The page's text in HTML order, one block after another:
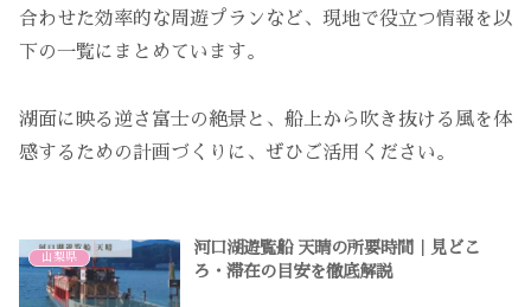
合わせた効率的な周遊プランなど、現地で役立つ情報を以
下の一覧にまとめています。
湖面に映る逆さ富士の絶景と、船上から吹き抜ける風を体
感するための計画づくりに、ぜひご活用ください。
山梨県
河口湖遊覧船 天晴の所要時間｜見どこ
ろ・滞在の目安を徹底解説